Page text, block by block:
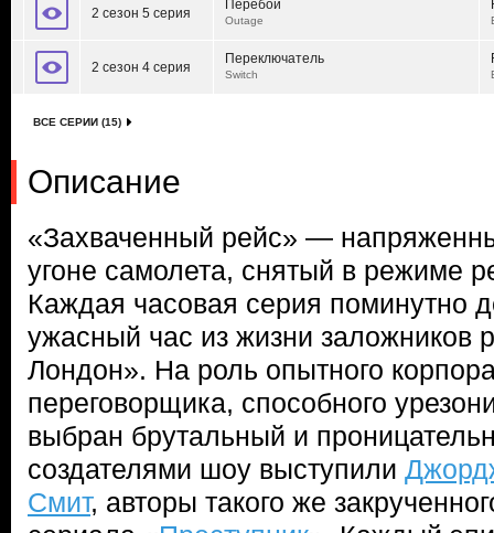
2 сезон 5 серия
Перебои
Outage
2 сезон 4 серия
Переключатель
Switch
ВСЕ СЕРИИ (15)
Описание
«Захваченный рейс» —
угоне самолета, снятый в режиме
Каждая часовая серия поминутно
ужасный час из жизни заложников
Лондон». На роль опытного
переговорщика, способного
выбран брутальный и
создателями шоу выступили
Смит, авторы такого же